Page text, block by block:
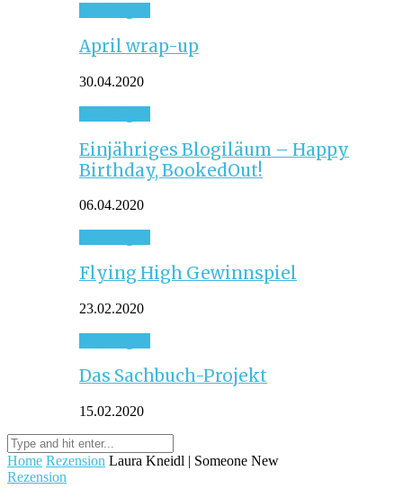
April wrap-up
30.04.2020
Einjähriges Blogiläum – Happy
Birthday, BookedOut!
06.04.2020
Flying High Gewinnspiel
23.02.2020
Das Sachbuch-Projekt
15.02.2020
Home Rezension Laura Kneidl | Someone New
Rezension